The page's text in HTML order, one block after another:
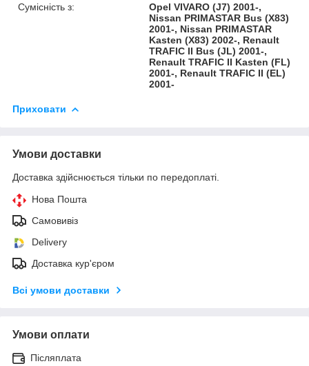
Сумісність з:
Opel VIVARO (J7) 2001-,
Nissan PRIMASTAR Bus (X83)
2001-, Nissan PRIMASTAR
Kasten (X83) 2002-, Renault
TRAFIC II Bus (JL) 2001-,
Renault TRAFIC II Kasten (FL)
2001-, Renault TRAFIC II (EL)
2001-
Приховати
Умови доставки
Доставка здійснюється тільки по передоплаті.
Нова Пошта
Самовивіз
Delivery
Доставка кур'єром
Всі умови доставки
Умови оплати
Післяплата